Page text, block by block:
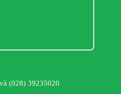
(028) 39235020